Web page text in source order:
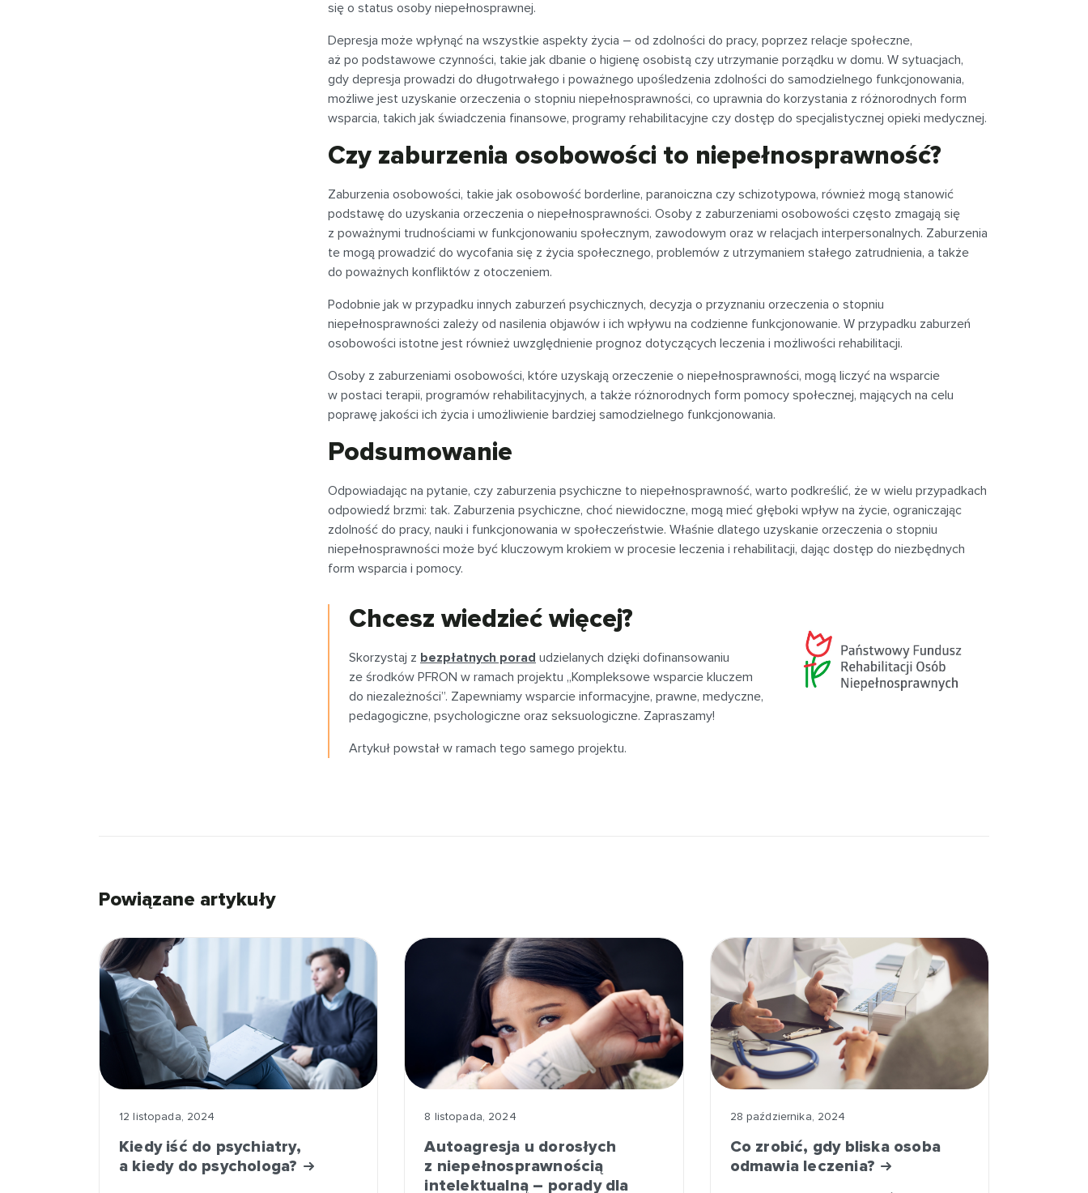
się o status osoby niepełnosprawnej.
Depresja może wpłynąć na wszystkie aspekty życia – od zdolności do pracy, poprzez relacje społeczne,
aż po podstawowe czynności, takie jak dbanie o higienę osobistą czy utrzymanie porządku w domu. W sytuacjach,
gdy depresja prowadzi do długotrwałego i poważnego upośledzenia zdolności do samodzielnego funkcjonowania,
możliwe jest uzyskanie orzeczenia o stopniu niepełnosprawności, co uprawnia do korzystania z różnorodnych form
wsparcia, takich jak świadczenia finansowe, programy rehabilitacyjne czy dostęp do specjalistycznej opieki medycznej.
Czy zaburzenia osobowości to niepełnosprawność?
Zaburzenia osobowości, takie jak osobowość borderline, paranoiczna czy schizotypowa, również mogą stanowić
podstawę do uzyskania orzeczenia o niepełnosprawności. Osoby z zaburzeniami osobowości często zmagają się
z poważnymi trudnościami w funkcjonowaniu społecznym, zawodowym oraz w relacjach interpersonalnych. Zaburzenia
te mogą prowadzić do wycofania się z życia społecznego, problemów z utrzymaniem stałego zatrudnienia, a także
do poważnych konfliktów z otoczeniem.
Podobnie jak w przypadku innych zaburzeń psychicznych, decyzja o przyznaniu orzeczenia o stopniu
niepełnosprawności zależy od nasilenia objawów i ich wpływu na codzienne funkcjonowanie. W przypadku zaburzeń
osobowości istotne jest również uwzględnienie prognoz dotyczących leczenia i możliwości rehabilitacji.
Osoby z zaburzeniami osobowości, które uzyskają orzeczenie o niepełnosprawności, mogą liczyć na wsparcie
w postaci terapii, programów rehabilitacyjnych, a także różnorodnych form pomocy społecznej, mających na celu
poprawę jakości ich życia i umożliwienie bardziej samodzielnego funkcjonowania.
Podsumowanie
Odpowiadając na pytanie, czy zaburzenia psychiczne to niepełnosprawność, warto podkreślić, że w wielu przypadkach
odpowiedź brzmi: tak. Zaburzenia psychiczne, choć niewidoczne, mogą mieć głęboki wpływ na życie, ograniczając
zdolność do pracy, nauki i funkcjonowania w społeczeństwie. Właśnie dlatego uzyskanie orzeczenia o stopniu
niepełnosprawności może być kluczowym krokiem w procesie leczenia i rehabilitacji, dając dostęp do niezbędnych
form wsparcia i pomocy.
Chcesz wiedzieć więcej?
Skorzystaj z bezpłatnych porad udzielanych dzięki dofinansowaniu
ze środków PFRON w ramach projektu „Kompleksowe wsparcie kluczem
do niezależności”. Zapewniamy wsparcie informacyjne, prawne, medyczne,
pedagogiczne, psychologiczne oraz seksuologiczne. Zapraszamy!
Artykuł powstał w ramach tego samego projektu.
Powiązane artykuły
12 listopada, 2024
Kiedy iść do psychiatry,
a kiedy do psychologa?
8 listopada, 2024
Autoagresja u dorosłych
z niepełnosprawnością
intelektualną – porady dla
28 października, 2024
Co zrobić, gdy bliska osoba
odmawia leczenia?